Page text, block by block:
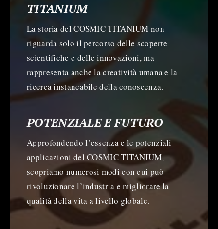
TITANIUM
La storia del COSMIC TITANIUM non
riguarda solo il percorso delle scoperte
scientifiche e delle innovazioni, ma
rappresenta anche la creatività umana e la
ricerca instancabile della conoscenza.
POTENZIALE E FUTURO
Approfondendo l’essenza e le potenziali
applicazioni del COSMIC TITANIUM,
scopriamo numerosi modi con cui può
rivoluzionare l’industria e migliorare la
qualità della vita a livello globale.